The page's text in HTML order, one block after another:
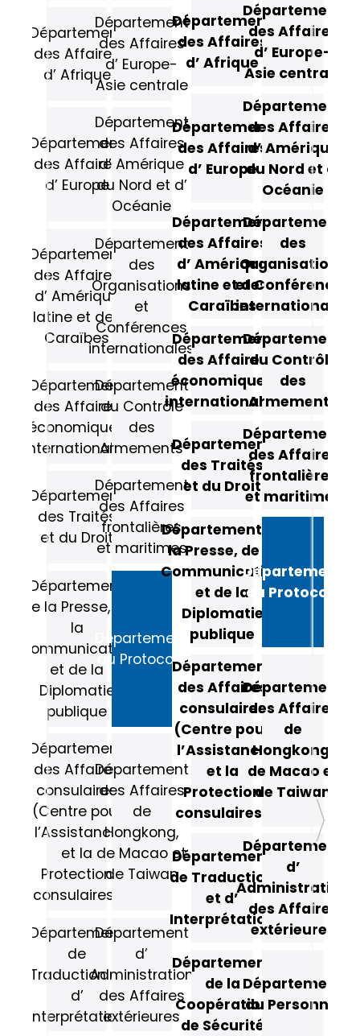
Département
des Affaires
d’ Afrique
Département
des Affaires
d’ Europe-
Asie centrale
Département
des Affaires
d’ Europe
Département
des Affaires
d’ Amérique
du Nord et d’
Océanie
Département
des Affaires
d’ Amérique
latine et des
Caraïbes
Département
des
Organisations
et
Conférences
internationales
Département
des Affaires
économiques
internationales
Département
du Contrôle
des
Armements
Département
des Traités
et du Droit
Département
des Affaires
frontalières
et maritimes
Département
de la Presse, de
la
Communication
et de la
Diplomatie
publique
Département
du Protocole
Département
des Affaires
consulaires
(Centre pour
l’Assistance
et la
Protection
consulaires)
Département
des Affaires
de
Hongkong,
de Macao et
de Taiwan
Département
de
Traduction et
d’
Interprétation
Département
d’
Administration
des Affaires
extérieures
Département
des Affaires
d’ Afrique
Département
des Affaires
d’ Europe-
Asie centrale
Département
des Affaires
d’ Europe
Département
des Affaires
d’ Amérique
du Nord et d’
Océanie
Département
des Affaires
d’ Amérique
latine et des
Caraïbes
Département
des
Organisations
et Conférences
internationales
Département
des Affaires
économiques
internationales
Département
du Contrôle
des
Armements
Département
des Traités
et du Droit
Département
des Affaires
frontalières
et maritimes
Département de
la Presse, de la
Communication
et de la
Diplomatie
publique
Département
du Protocole
Département
des Affaires
consulaires
(Centre pour
l’Assistance
et la
Protection
consulaires)
Département
des Affaires
de
Hongkong,
de Macao et
de Taiwan
Département
de Traduction
et d’
Interprétation
Département
d’
Administration
des Affaires
extérieures
Département
de la
Coopération
de Sécurité
Département
du Personnel